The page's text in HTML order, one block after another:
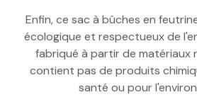
Enfin, ce sac à bûches en
écologique et respectueux de
fabriqué à partir de matériaux
contient pas de produits
santé ou pour